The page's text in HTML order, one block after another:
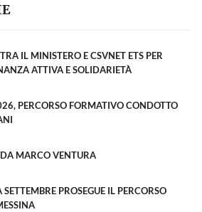
IL MINISTERO E CSVNET ETS PER
ATTIVA E SOLIDARIETÀ
PERCORSO FORMATIVO CONDOTTO
MARCO VENTURA
PROSEGUE IL PERCORSO